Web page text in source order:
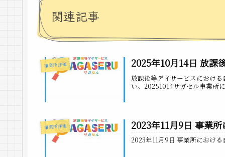
関連記事
事業所評価 2025年10月14日 放課
放課後等デイサービスにおけ
い。20251014サガセル事業所
事業所評価 2023年11月9日 事業
2023年11月9日 事業所におけ